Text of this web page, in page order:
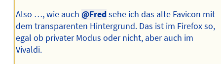
Also …, wie auch @Fredsehe ich das alte Favicon mit
dem transparenten Hintergrund. Das ist im Firefox so,
egal ob privater Modus oder nicht, aber auch im
Vivaldi.